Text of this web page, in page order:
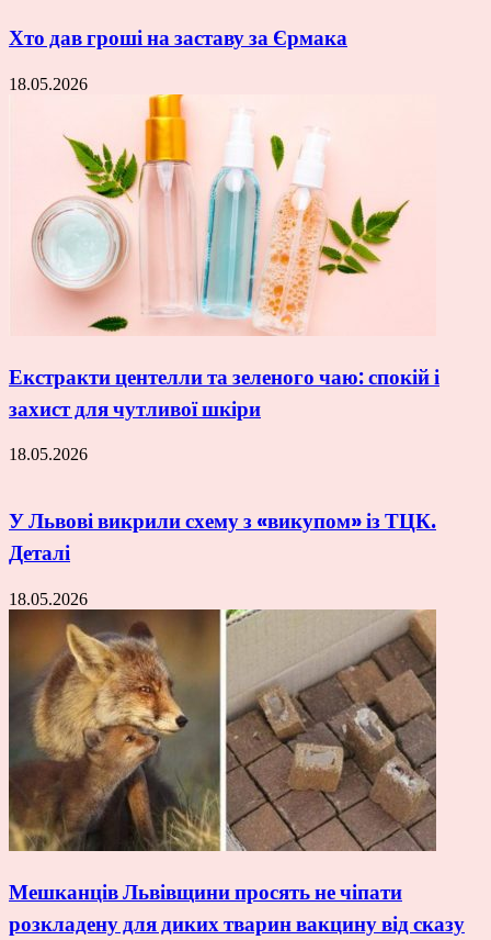
Хто дав гроші на заставу за Єрмака
18.05.2026
Екстракти центелли та зеленого чаю: спокій і
захист для чутливої шкіри
18.05.2026
У Львові викрили схему з «викупом» із ТЦК.
Деталі
18.05.2026
Мешканців Львівщини просять не чіпати
розкладену для диких тварин вакцину від сказу